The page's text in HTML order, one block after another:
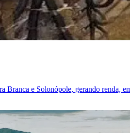
e Solonópole, gerando renda,